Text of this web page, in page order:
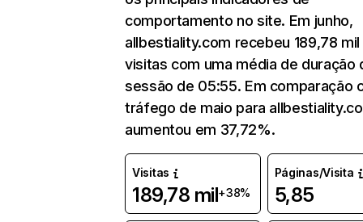
comportamento no site. Em junho,
allbestiality.com recebeu 189,78 mil
visitas com uma média de duração
sessão de 05:55. Em comparação
tráfego de maio para
aumentou em 37,72%.
Visitas
189,78 mil+38%
Páginas/Visita
5,85